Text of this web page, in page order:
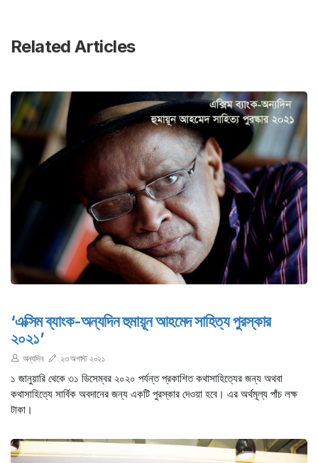
Related Articles
‘এক্সিম ব্যাংক-অন্যদিন হুমায়ূন আহমেদ সাহিত্য পুরস্কার
২০২১’
অন্যদিন ২৩ অগাস্ট ২০২১
১ জানুয়ারি থেকে ৩১ ডিসেম্বর ২০২০ পর্যন্ত প্রকাশিত কথাসাহিত্যের জন্য অথবা
কথাসাহিত্যে সার্বিক অবদানের জন্য একটি পুরস্কার দেওয়া হবে। এর অর্থমূল্য পাঁচ লক্ষ
টাকা।